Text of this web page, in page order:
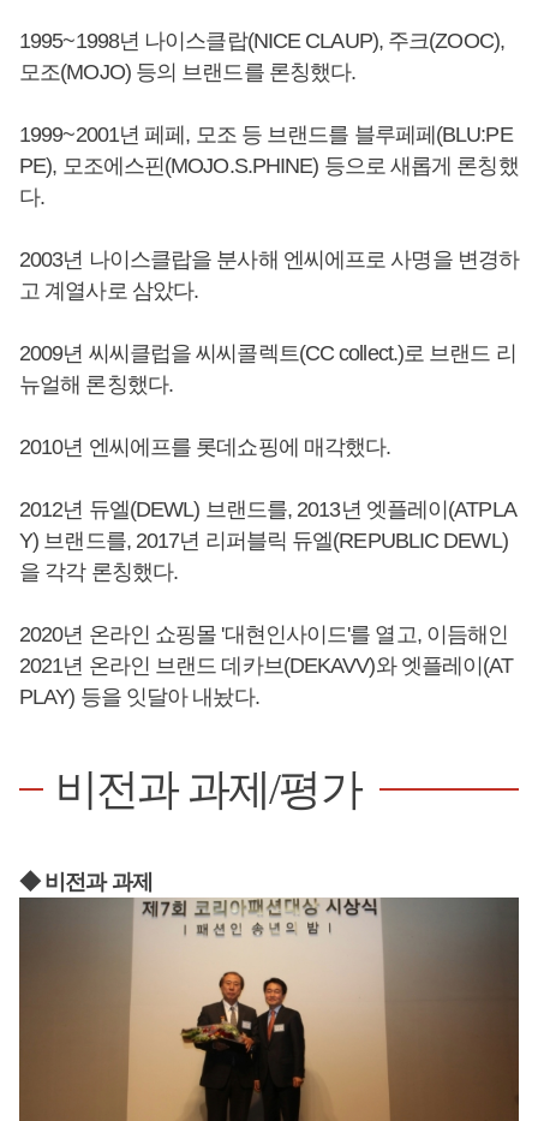
1995~1998년 나이스클랍(NICE CLAUP), 주크(ZOOC),
모조(MOJO) 등의 브랜드를 론칭했다.
1999~2001년 페페, 모조 등 브랜드를 블루페페(BLU:PE
PE), 모조에스핀(MOJO.S.PHINE) 등으로 새롭게 론칭했
다.
2003년 나이스클랍을 분사해 엔씨에프로 사명을 변경하
고 계열사로 삼았다.
2009년 씨씨클럽을 씨씨콜렉트(CC collect.)로 브랜드 리
뉴얼해 론칭했다.
2010년 엔씨에프를 롯데쇼핑에 매각했다.
2012년 듀엘(DEWL) 브랜드를, 2013년 엣플레이(ATPLA
Y) 브랜드를, 2017년 리퍼블릭 듀엘(REPUBLIC DEWL)
을 각각 론칭했다.
2020년 온라인 쇼핑몰 '대현인사이드'를 열고, 이듬해인
2021년 온라인 브랜드 데카브(DEKAVV)와 엣플레이(AT
PLAY) 등을 잇달아 내놨다.
비전과 과제/평가
◆ 비전과 과제